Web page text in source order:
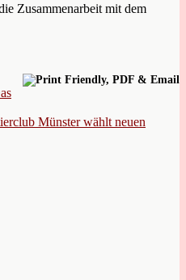
Zusammenarbeit mit dem
Münster wählt neuen